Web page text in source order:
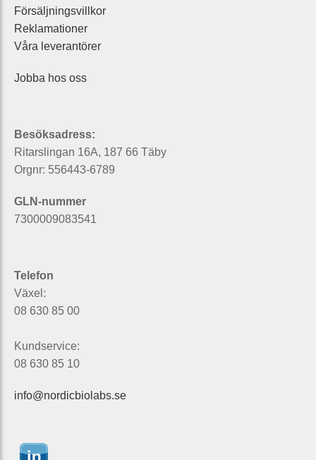
Försäljningsvillkor
Reklamationer
Våra leverantörer
Jobba hos oss
Besöksadress:
Ritarslingan 16A, 187 66 Täby
Orgnr: 556443-6789
GLN-nummer
7300009083541
Telefon
Växel:
08 630 85 00
Kundservice:
08 630 85 10
info@nordicbiolabs.se